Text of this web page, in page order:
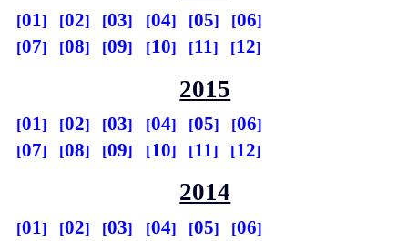
01 02 03 04 05
06
07
08 09 10 11 12
2015
01 02 03 04 05
06
07
08 09 10 11 12
2014
01 02 03 04 05
06